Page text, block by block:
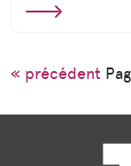
« précédent